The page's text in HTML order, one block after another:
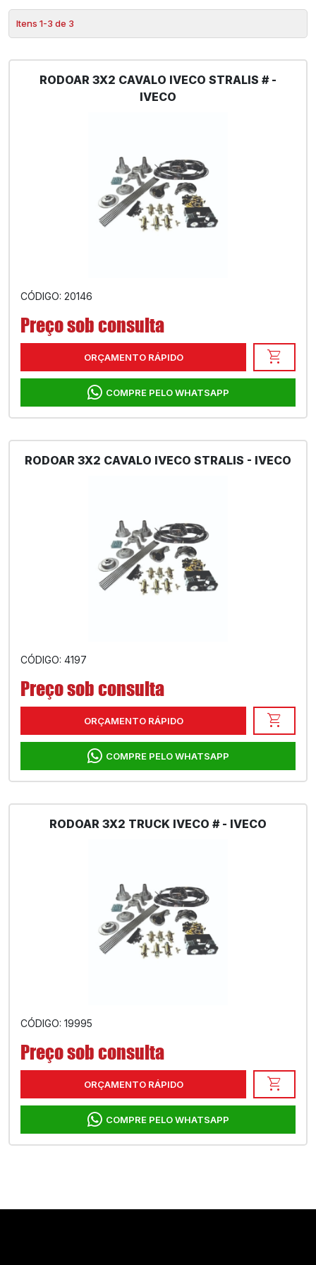
Itens 1-3 de 3
RODOAR 3X2 CAVALO IVECO STRALIS # -
IVECO
CÓDIGO: 20146
Preço sob consulta
ORÇAMENTO RÁPIDO shopping_cart
COMPRE PELO WHATSAPP
RODOAR 3X2 CAVALO IVECO STRALIS - IVECO
CÓDIGO: 4197
Preço sob consulta
ORÇAMENTO RÁPIDO shopping_cart
COMPRE PELO WHATSAPP
RODOAR 3X2 TRUCK IVECO # - IVECO
CÓDIGO: 19995
Preço sob consulta
ORÇAMENTO RÁPIDO shopping_cart
COMPRE PELO WHATSAPP